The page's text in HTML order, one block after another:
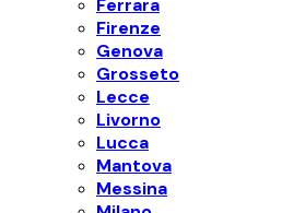
Ferrara
Firenze
Genova
Grosseto
Lecce
Livorno
Lucca
Mantova
Messina